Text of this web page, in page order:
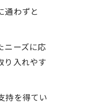
通わずと
ニーズに応
り入れやす
持を得てい